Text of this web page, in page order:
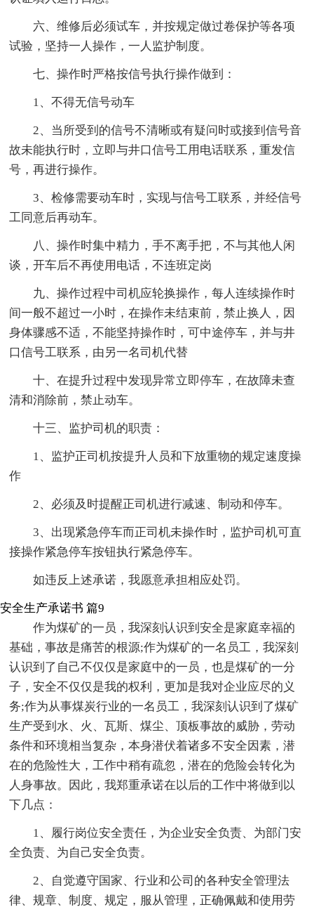
六、维修后必须试车，并按规定做过卷保护等各项
试验，坚持一人操作，一人监护制度。
七、操作时严格按信号执行操作做到：
1、不得无信号动车
2、当所受到的信号不清晰或有疑问时或接到信号音
故未能执行时，立即与井口信号工用电话联系，重发信
号，再进行操作。
3、检修需要动车时，实现与信号工联系，并经信号
工同意后再动车。
八、操作时集中精力，手不离手把，不与其他人闲
谈，开车后不再使用电话，不连班定岗
九、操作过程中司机应轮换操作，每人连续操作时
间一般不超过一小时，在操作未结束前，禁止换人，因
身体骤感不适，不能坚持操作时，可中途停车，并与井
口信号工联系，由另一名司机代替
十、在提升过程中发现异常立即停车，在故障未查
清和消除前，禁止动车。
十三、监护司机的职责：
1、监护正司机按提升人员和下放重物的规定速度操
作
2、必须及时提醒正司机进行减速、制动和停车。
3、出现紧急停车而正司机未操作时，监护司机可直
接操作紧急停车按钮执行紧急停车。
如违反上述承诺，我愿意承担相应处罚。
安全生产承诺书 篇9
作为煤矿的一员，我深刻认识到安全是家庭幸福的
基础，事故是痛苦的根源;作为煤矿的一名员工，我深刻
认识到了自己不仅仅是家庭中的一员，也是煤矿的一分
子，安全不仅仅是我的权利，更加是我对企业应尽的义
务;作为从事煤炭行业的一名员工，我深刻认识到了煤矿
生产受到水、火、瓦斯、煤尘、顶板事故的威胁，劳动
条件和环境相当复杂，本身潜伏着诸多不安全因素，潜
在的危险性大，工作中稍有疏忽，潜在的危险会转化为
人身事故。因此，我郑重承诺在以后的工作中将做到以
下几点：
1、履行岗位安全责任，为企业安全负责、为部门安
全负责、为自己安全负责。
2、自觉遵守国家、行业和公司的各种安全管理法
律、规章、制度、规定，服从管理，正确佩戴和使用劳